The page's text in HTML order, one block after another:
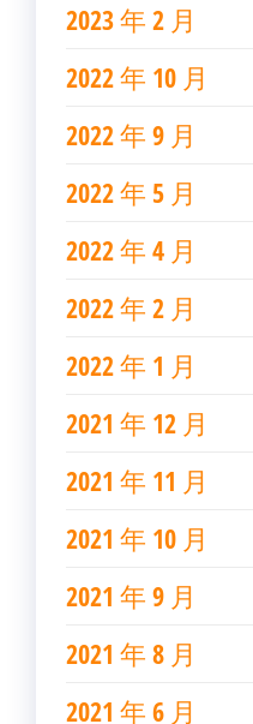
2023 年 2 月
2022 年 10 月
2022 年 9 月
2022 年 5 月
2022 年 4 月
2022 年 2 月
2022 年 1 月
2021 年 12 月
2021 年 11 月
2021 年 10 月
2021 年 9 月
2021 年 8 月
2021 年 6 月